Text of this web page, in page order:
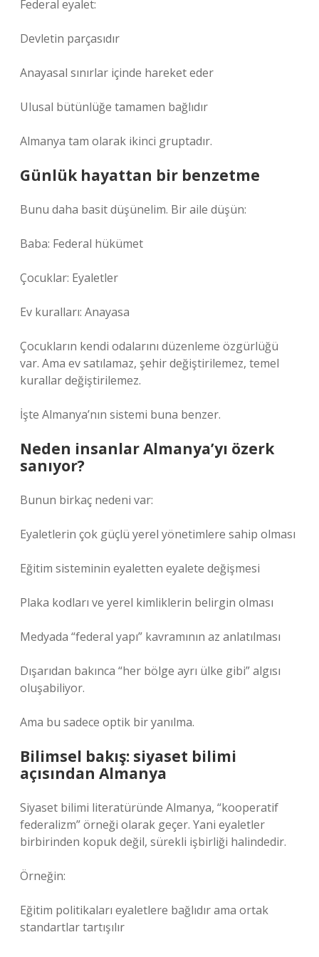
Federal eyalet:
Devletin parçasıdır
Anayasal sınırlar içinde hareket eder
Ulusal bütünlüğe tamamen bağlıdır
Almanya tam olarak ikinci gruptadır.
Günlük hayattan bir benzetme
Bunu daha basit düşünelim. Bir aile düşün:
Baba: Federal hükümet
Çocuklar: Eyaletler
Ev kuralları: Anayasa
Çocukların kendi odalarını düzenleme özgürlüğü
var. Ama ev satılamaz, şehir değiştirilemez, temel
kurallar değiştirilemez.
İşte Almanya’nın sistemi buna benzer.
Neden insanlar Almanya’yı özerk
sanıyor?
Bunun birkaç nedeni var:
Eyaletlerin çok güçlü yerel yönetimlere sahip olması
Eğitim sisteminin eyaletten eyalete değişmesi
Plaka kodları ve yerel kimliklerin belirgin olması
Medyada “federal yapı” kavramının az anlatılması
Dışarıdan bakınca “her bölge ayrı ülke gibi” algısı
oluşabiliyor.
Ama bu sadece optik bir yanılma.
Bilimsel bakış: siyaset bilimi
açısından Almanya
Siyaset bilimi literatüründe Almanya, “kooperatif
federalizm” örneği olarak geçer. Yani eyaletler
birbirinden kopuk değil, sürekli işbirliği halindedir.
Örneğin:
Eğitim politikaları eyaletlere bağlıdır ama ortak
standartlar tartışılır